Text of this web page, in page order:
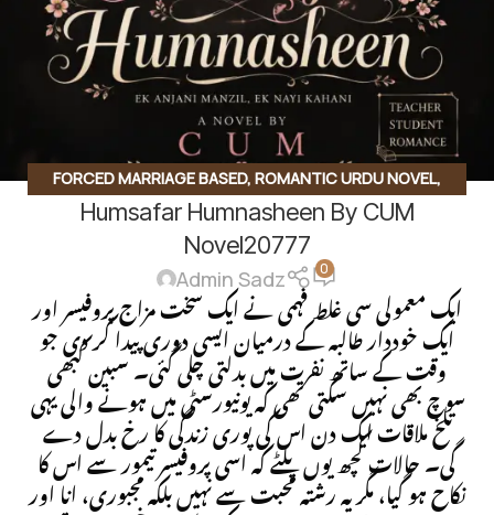
FORCED MARRIAGE BASED, ROMANTIC URDU NOVEL,
TEACHER STUDENT BASE,UNCATEGORIZED ,UNIVERSITY
BASE,UNIVERSITY LIFE
Humsafar Humnasheen By CUM
Novel20777
Admin Sadz 0
ایک معمولی سی غلط فہمی نے ایک سخت مزاج پروفیسر اور
ایک خوددار طالبہ کے درمیان ایسی دوری پیدا کر دی جو
وقت کے ساتھ نفرت میں بدلتی چلی گئی۔ سبین کبھی
سوچ بھی نہیں سکتی تھی کہ یونیورسٹی میں ہونے والی یہی
تلخ ملاقات ایک دن اس کی پوری زندگی کا رخ بدل دے
گی۔ حالات کچھ یوں پلٹے کہ اسی پروفیسر تیمور سے اس کا
نکاح ہو گیا، مگر یہ رشتہ محبت سے نہیں بلکہ مجبوری، انا اور